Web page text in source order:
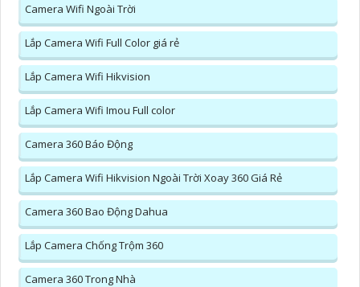
Camera Wifi Ngoài Trời
Lắp Camera Wifi Full Color giá rẻ
Lắp Camera Wifi Hikvision
Lắp Camera Wifi Imou Full color
Camera 360 Báo Động
Lắp Camera Wifi Hikvision Ngoài Trời Xoay 360 Giá Rẻ
Camera 360 Bao Động Dahua
Lắp Camera Chống Trộm 360
Camera 360 Trong Nhà